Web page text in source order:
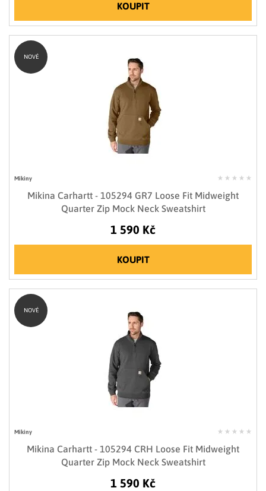
KOUPIT
Mikiny
Mikina Carhartt - 105294 GR7 Loose Fit Midweight
Quarter Zip Mock Neck Sweatshirt
1 590 Kč
KOUPIT
NOVÉ
Mikiny
Mikina Carhartt - 105294 CRH Loose Fit Midweight
Quarter Zip Mock Neck Sweatshirt
1 590 Kč
NOVÉ